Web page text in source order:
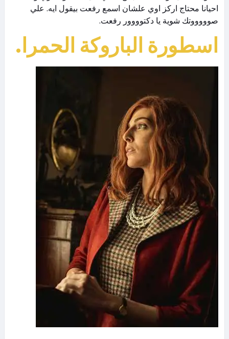
احيانا محتاج اركز اوي علشان اسمع رفعت بيقول ايه. علي
صوووووتك شوية يا دكتوووور رفعت.
اسطورة الباروكة الحمرا.